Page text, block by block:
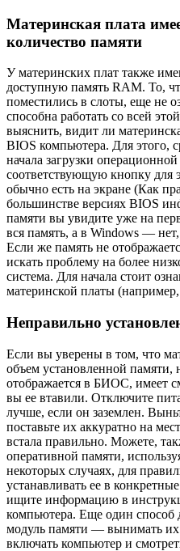
Материнская плата
количество памяти
У материнских плат также
доступную память RAM. То,
поместились в слоты, еще не
способна работать со всей
выяснить, видит ли
BIOS компьютера. Для этого,
начала загрузки
соответствующую кнопку для
обычно есть на экране (Как
большинстве версиях BIOS
памяти вы увидите уже на
вся память, а в Windows —
Если же память не
искать проблему на более
система. Для начала стоит
материнской платы
Неправильно
Если вы уверены в том, что
объем установленной памяти,
отображается в БИОС, имеет
вы ее втавили. Отключите
лучше, если он заземлен.
поставьте их аккуратно на
встала правильно. Можете,
оперативной памяти,
некоторых случаях, для
устанавливать ее в
ищите информацию в
компьютера. Еще один способ
модуль памяти — вынимать их
включать компьютер и